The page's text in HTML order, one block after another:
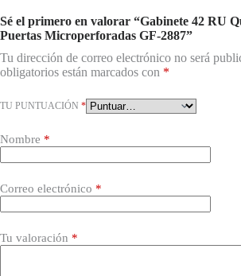
Sé el primero en valorar “Gabinete 42 RU
Puertas Microperforadas GF-2887”
Tu dirección de correo electrónico no será
obligatorios están marcados con *
TU PUNTUACIÓN *
Nombre *
Correo electrónico *
Tu valoración *